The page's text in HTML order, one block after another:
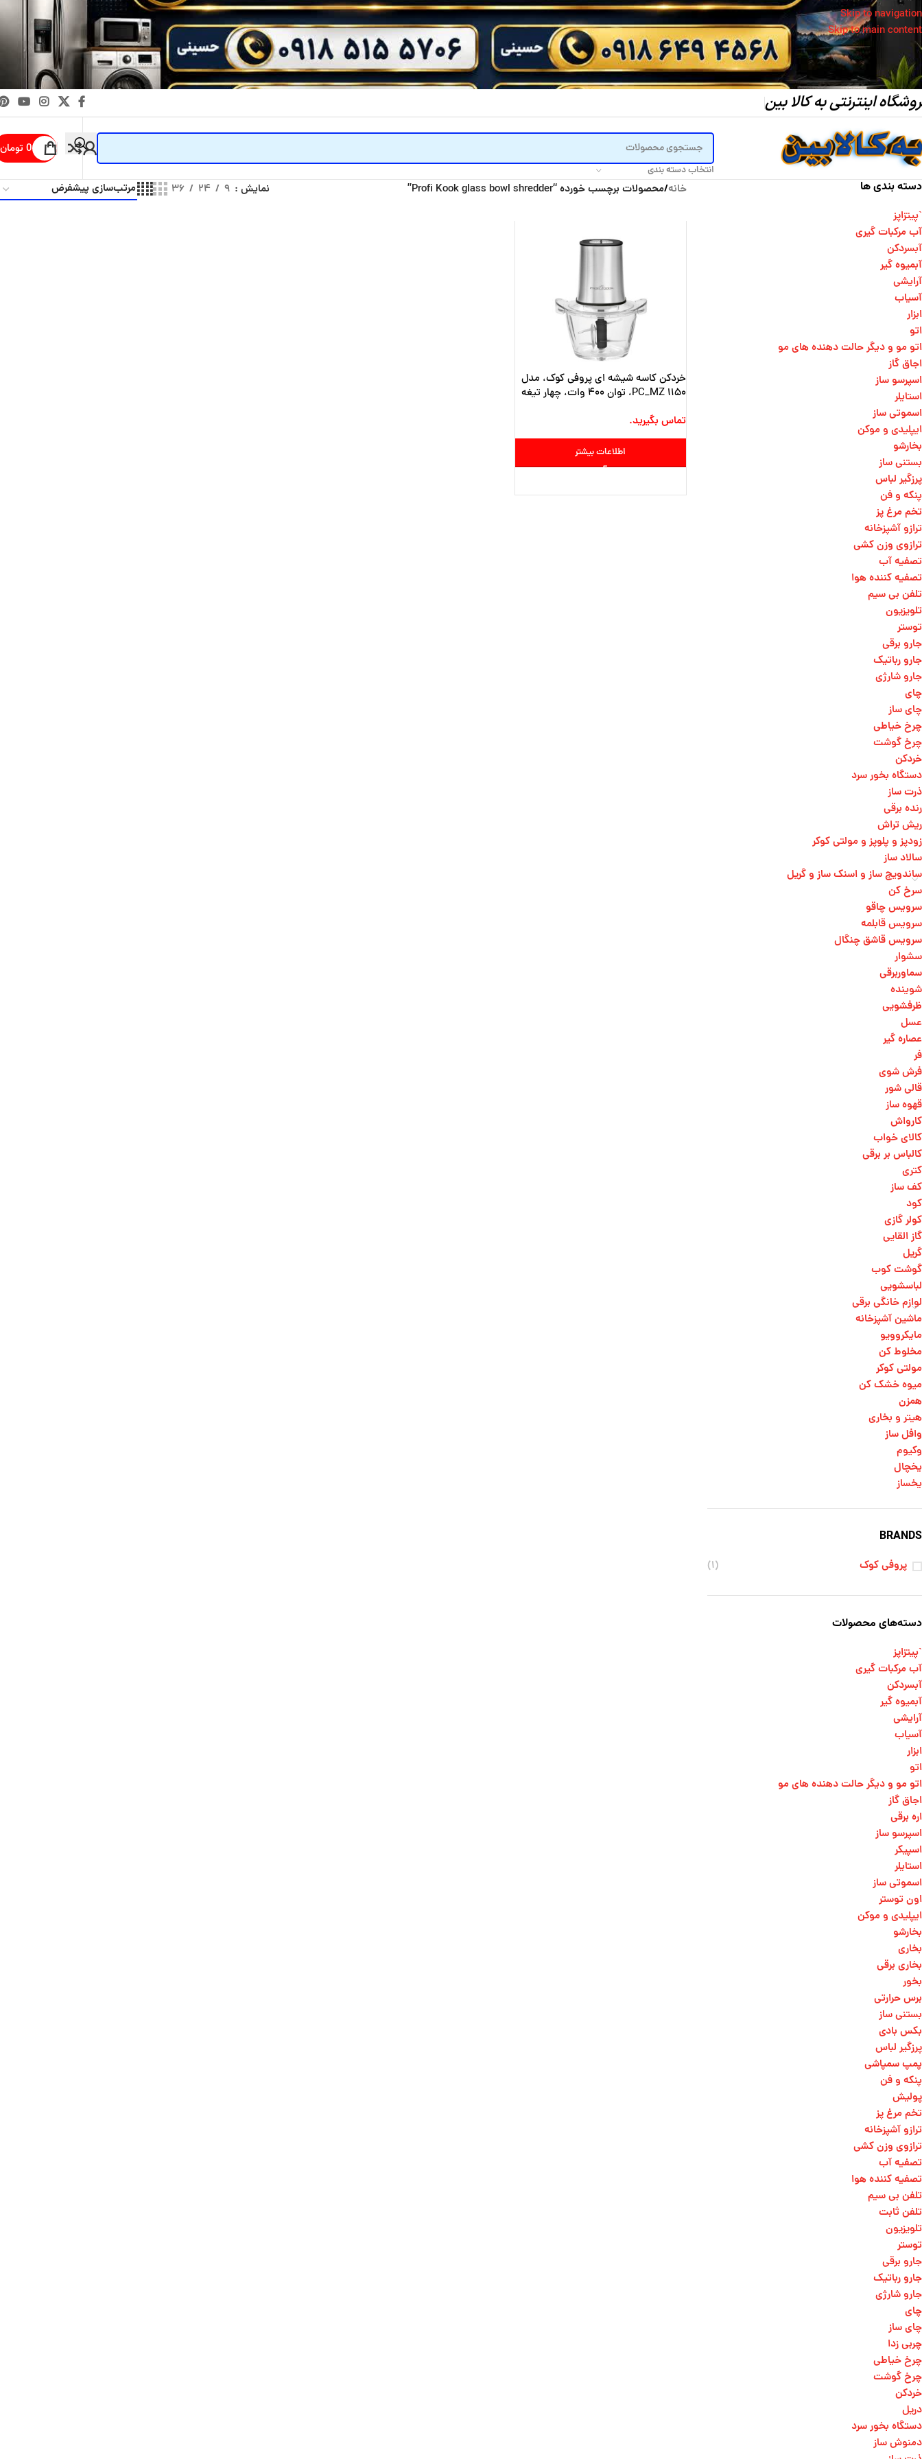
Skip to navigation
Skip to main content
اینترنتی به کالا بین
انتخاب دسته بندی
0 تومان
دسته بندی ها
`پیتزاپز
آب مرکبات گیری
آبسردکن
آبمیوه گیر
آرایشی
آسیاب
ابزار
اتو
اتو مو و دیگر حالت دهنده های مو​
اجاق گاز
اسپرسو ساز
استایلر
اسموتی ساز
ایپلیدی و موکن
بخارشو
بستنی ساز
پرزگیر لباس
پنکه و فن
تخم مرغ پز
ترازو آشپزخانه
ترازوی وزن کشی​
تصفیه آب
تصفیه کننده هوا
تلفن بی سیم
تلویزیون
توستر
جارو برقی
جارو رباتیک
جارو شارژی
چای
چای ساز
چرخ خیاطی
چرخ گوشت
خردکن
دستگاه بخور سرد
ذرت ساز
رنده برقی
ریش تراش
زودپز و پلوپز و مولتی کوکر
سالاد ساز
ساندویچ ساز و اسنک ساز و گریل
سرخ کن
سرویس چاقو
سرویس قابلمه
سرویس قاشق چنگال
سشوار
سماوربرقی
شوینده
ظرفشویی
عسل
عصاره گیر
فر
فرش شوی
قالی شور
قهوه ساز
کارواش
کالای خواب
کالباس بر برقی
کتری
کف ساز
کود
کولر گازی
گاز القایی
گریل
گوشت کوب
لباسشویی
لوازم خانگی برقی
ماشین آشپزخانه
مایکروویو
مخلوط کن
مولتی کوکر
میوه خشک کن
همزن
هیتر و بخاری
وافل ساز
وکیوم
یخچال
یخساز
BRANDS
پروفی کوک (۱)
دسته‌های محصولات
`پیتزاپز
آب مرکبات گیری
آبسردکن
آبمیوه گیر
آرایشی
آسیاب
ابزار
اتو
اتو مو و دیگر حالت دهنده های مو​
اجاق گاز
اره برقی
اسپرسو ساز
اسپیکر
استایلر
اسموتی ساز
اون توستر
ایپلیدی و موکن
بخارشو
بخاری
بخاری برقی
بخور
برس حرارتی
بستنی ساز
بکس بادی
پرزگیر لباس
پمپ سمپاشی
پنکه و فن
پولیش
تخم مرغ پز
ترازو آشپزخانه
ترازوی وزن کشی​
تصفیه آب
تصفیه کننده هوا
تلفن بی سیم
تلفن ثابت
تلویزیون
توستر
جارو برقی
جارو رباتیک
جارو شارژی
چای
چای ساز
چربی زدا
چرخ خیاطی
چرخ گوشت
خردکن
دریل
دستگاه بخور سرد
دمنوش ساز
خانه/محصولات برچسب خورده “Profi Kook glass bowl shredder” نمایش ۹ ۲۴ ۳۶
خردکن کاسه شیشه ای پروفی کوک، مدل
PC_MZ 1150، توان 400 وات، چهار تیغه
تماس بگیرید.
اطلاعات بیشتر